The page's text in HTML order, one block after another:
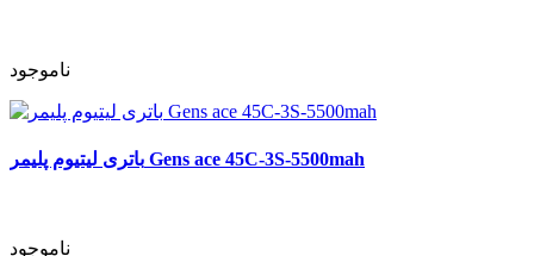
ناموجود
باتری لیتیوم پلیمر Gens ace 45C-3S-5500mah
ناموجود